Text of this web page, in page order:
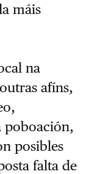
máis
na
afíns,
poboación,
posibles
falta de